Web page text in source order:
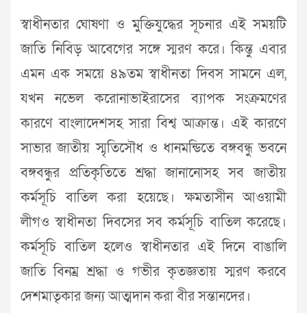
স্বাধীনতার ঘোষণা ও মুক্তিযুদ্ধের সূচনার এই সময়টি
জাতি নিবিড় আবেগের সঙ্গে স্মরণ করে। কিন্তু এবার
এমন এক সময়ে ৪৯তম স্বাধীনতা দিবস সামনে এল,
যখন নভেল করোনাভাইরাসের ব্যাপক সংক্রমণের
কারণে বাংলাদেশসহ সারা বিশ্ব আক্রান্ত। এই কারণে
সাভার জাতীয় স্মৃতিসৌধ ও ধানমন্ডিতে বঙ্গবন্ধু ভবনে
বঙ্গবন্ধুর প্রতিকৃতিতে শ্রদ্ধা জানানোসহ সব জাতীয়
কর্মসূচি বাতিল করা হয়েছে। ক্ষমতাসীন আওয়ামী
লীগও স্বাধীনতা দিবসের সব কর্মসূচি বাতিল করেছে।
কর্মসূচি বাতিল হলেও স্বাধীনতার এই দিনে বাঙালি
জাতি বিনম্র শ্রদ্ধা ও গভীর কৃতজ্ঞতায় স্মরণ করবে
দেশমাতৃকার জন্য আত্মদান করা বীর সন্তানদের।